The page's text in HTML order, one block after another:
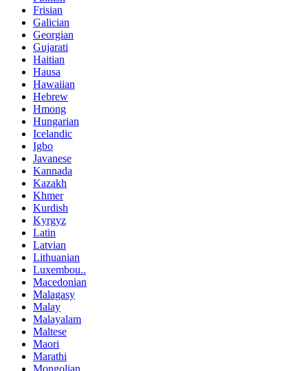
Frisian
Galician
Georgian
Gujarati
Haitian
Hausa
Hawaiian
Hebrew
Hmong
Hungarian
Icelandic
Igbo
Javanese
Kannada
Kazakh
Khmer
Kurdish
Kyrgyz
Latin
Latvian
Lithuanian
Luxembou..
Macedonian
Malagasy
Malay
Malayalam
Maltese
Maori
Marathi
Mongolian